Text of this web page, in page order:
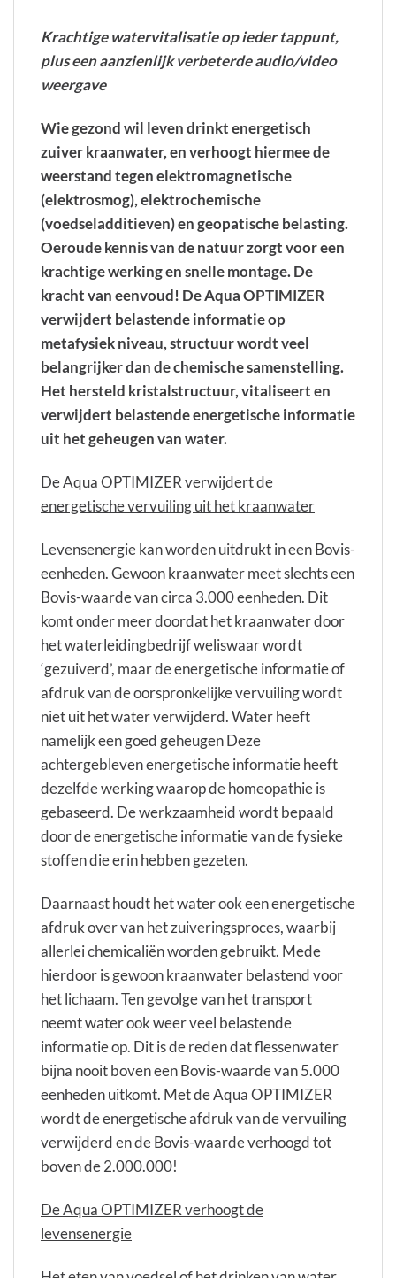
Krachtige watervitalisatie op ieder tappunt,
plus een aanzienlijk verbeterde audio/video
weergave
Wie gezond wil leven drinkt energetisch
zuiver kraanwater, en verhoogt hiermee de
weerstand tegen elektromagnetische
(elektrosmog), elektrochemische
(voedseladditieven) en geopatische belasting.
Oeroude kennis van de natuur zorgt voor een
krachtige werking en snelle montage. De
kracht van eenvoud! De Aqua OPTIMIZER
verwijdert belastende informatie op
metafysiek niveau, structuur wordt veel
belangrijker dan de chemische samenstelling.
Het hersteld kristalstructuur, vitaliseert en
verwijdert belastende energetische informatie
uit het geheugen van water.
De Aqua OPTIMIZER verwijdert de
energetische vervuiling uit het kraanwater
Levensenergie kan worden uitdrukt in een Bovis-
eenheden. Gewoon kraanwater meet slechts een
Bovis-waarde van circa 3.000 eenheden. Dit
komt onder meer doordat het kraanwater door
het waterleidingbedrijf weliswaar wordt
‘gezuiverd’, maar de energetische informatie of
afdruk van de oorspronkelijke vervuiling wordt
niet uit het water verwijderd. Water heeft
namelijk een goed geheugen Deze
achtergebleven energetische informatie heeft
dezelfde werking waarop de homeopathie is
gebaseerd. De werkzaamheid wordt bepaald
door de energetische informatie van de fysieke
stoffen die erin hebben gezeten.
Daarnaast houdt het water ook een energetische
afdruk over van het zuiveringsproces, waarbij
allerlei chemicaliën worden gebruikt. Mede
hierdoor is gewoon kraanwater belastend voor
het lichaam. Ten gevolge van het transport
neemt water ook weer veel belastende
informatie op. Dit is de reden dat flessenwater
bijna nooit boven een Bovis-waarde van 5.000
eenheden uitkomt. Met de Aqua OPTIMIZER
wordt de energetische afdruk van de vervuiling
verwijderd en de Bovis-waarde verhoogd tot
boven de 2.000.000!
De Aqua OPTIMIZER verhoogt de
levensenergie